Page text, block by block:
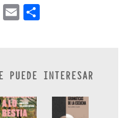
Telegram
Email
PUEDE INTERESAR